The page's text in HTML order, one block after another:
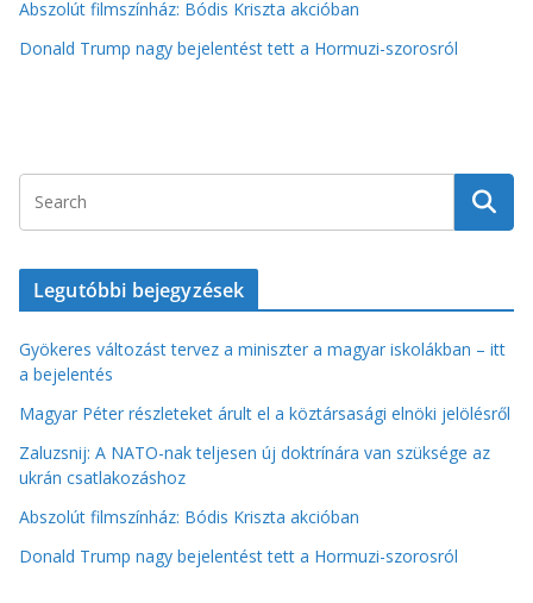
Abszolút filmszínház: Bódis Kriszta akcióban
Donald Trump nagy bejelentést tett a Hormuzi-szorosról
Legutóbbi bejegyzések
Gyökeres változást tervez a miniszter a magyar iskolákban – itt
a bejelentés
Magyar Péter részleteket árult el a köztársasági elnöki jelölésről
Zaluzsnij: A NATO-nak teljesen új doktrínára van szüksége az
ukrán csatlakozáshoz
Abszolút filmszínház: Bódis Kriszta akcióban
Donald Trump nagy bejelentést tett a Hormuzi-szorosról